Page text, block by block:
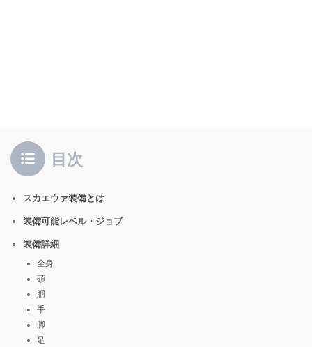
目次
スカエウァ装備とは
装備可能レベル・ジョブ
装備詳細
全身
頭
胴
手
脚
足